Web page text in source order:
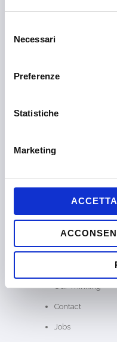
delNecessari
Preferenze
Statistiche
Marketing
CERTIQUALITY
SITE MAP
Home
SKILLATO®
Our Thinking
Contact
Jobs